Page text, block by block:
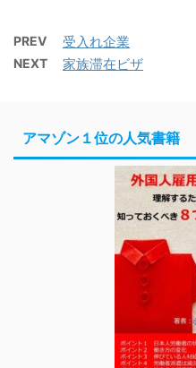
PREV 受入れ企業
NEXT 家族滞在ビザ
アマゾン１位の人気書籍